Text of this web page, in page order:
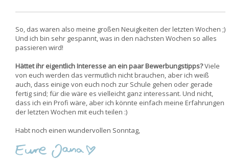
So, das waren also meine großen Neuigkeiten der letzten Wochen ;)
Und ich bin sehr gespannt, was in den nächsten Wochen so alles
passieren wird!
Hättet ihr eigentlich Interesse an ein paar Bewerbungstipps?Viele
von euch werden das vermutlich nicht brauchen, aber ich weiß
auch, dass einige von euch noch zur Schule gehen oder gerade
fertig sind; für die wäre es vielleicht ganz interessant. Und nicht,
dass ich ein Profi wäre, aber ich könnte einfach meine Erfahrungen
der letzten Wochen mit euch teilen :)
Habt noch einen wundervollen Sonntag,